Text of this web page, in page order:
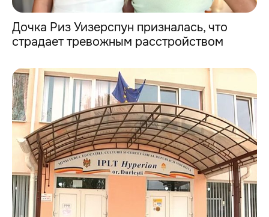
Дочка Риз Уизерспун призналась, что
страдает тревожным расстройством